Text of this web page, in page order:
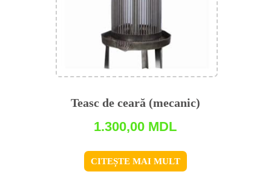
Teasc de ceară (mecanic)
1.300,00 MDL
CITEȘTE MAI MULT